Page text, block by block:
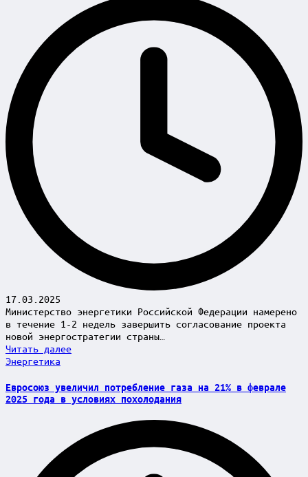
17.03.2025
Министерство энергетики Российской Федерации намерено
в течение 1-2 недель завершить согласование проекта
новой энергостратегии страны…
Читать далее
Posted
Энергетика
Евросоюз увеличил потребление газа на 21% в феврале
2025 года в условиях похолодания